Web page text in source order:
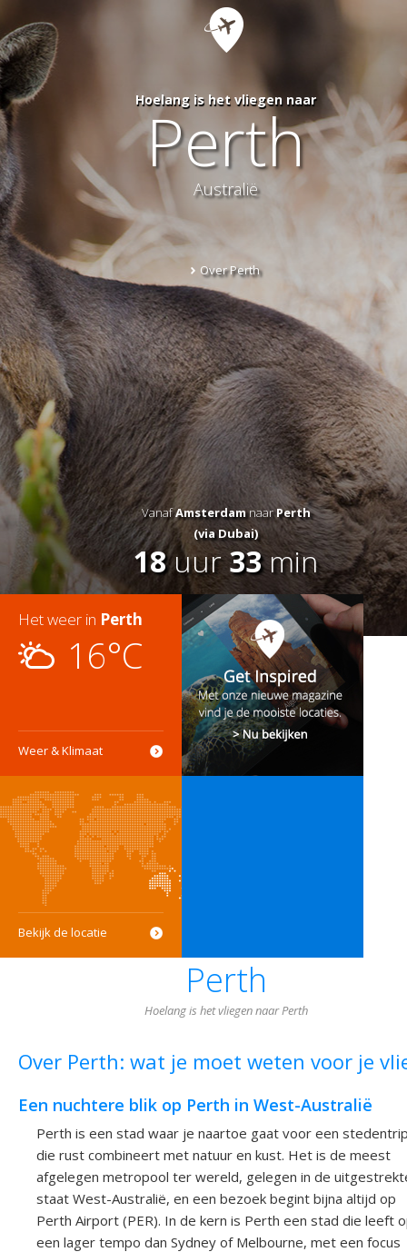
Hoelang is het vliegen naar
Perth
Australië
Over Perth
VanafAmsterdamnaarPerth
(via Dubai)
18uur33min
Het weer in Perth
16°C
Weer & Klimaat
Bekijk de locatie
Perth
Hoelang is het vliegen naar Perth
Over Perth: wat je moet weten voor je
Een nuchtere blik op Perth in West-Australië
Perth is een stad waar je naartoe gaat voor een
die rust combineert met natuur en kust. Het is de meest
afgelegen metropool ter wereld, gelegen in de
staat West-Australië, en een bezoek begint bijna altijd op
Perth Airport (PER). In de kern is Perth een stad die leeft
een lager tempo dan Sydney of Melbourne, met een focus